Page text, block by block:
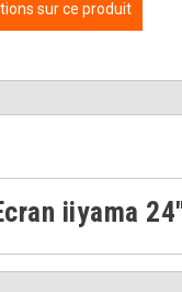
sur ce produit
iiyama